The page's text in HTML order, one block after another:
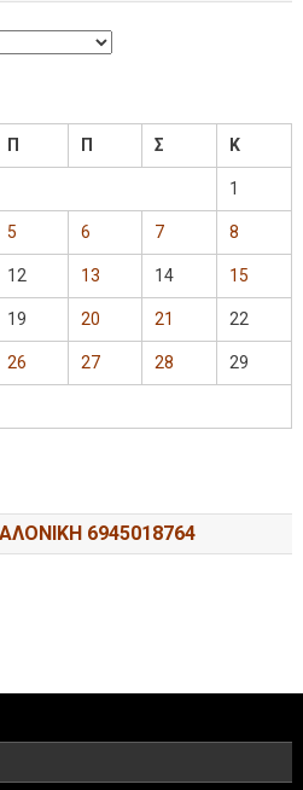
Π Π Σ Κ
1
5 6 7 8
12 13 14 15
19 20 21 22
26 27 28 29
6945018764